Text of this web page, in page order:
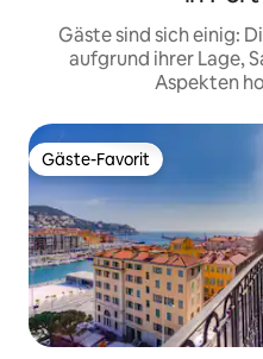
Gäste sind sich einig:
aufgrund ihrer Lage,
Aspekten
Gäste-Favorit
Gäste-Favorit